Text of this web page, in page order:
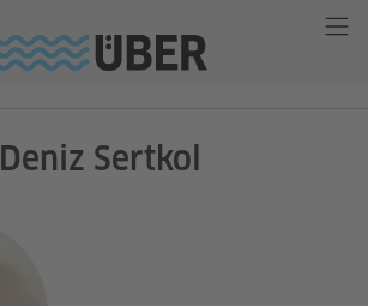
Deniz Sertkol